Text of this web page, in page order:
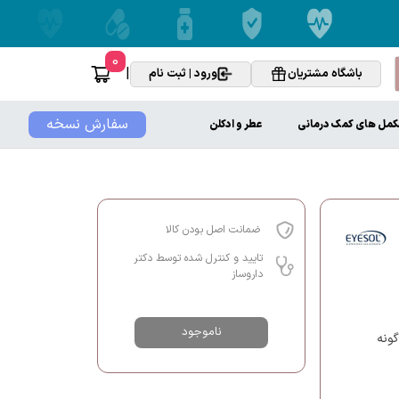
باشگاه مشتریان ورود | ثبت نام |
0
سفارش نسخه های کمک درمانی عطر و ادکلن
ضمانت اصل بودن کالا
تایید و کنترل شده توسط دکتر
داروساز
ناموجود